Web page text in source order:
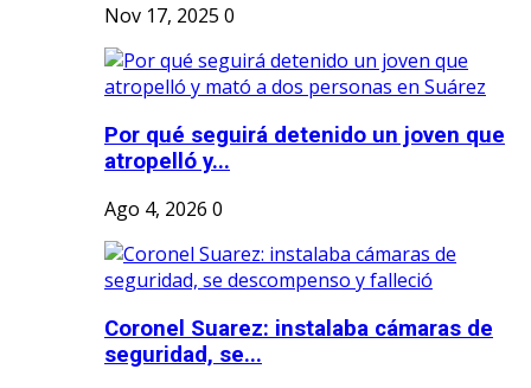
Nov 17, 2025 0
Por qué seguirá detenido un joven que
atropelló y...
Ago 4, 2026 0
Coronel Suarez: instalaba cámaras de
seguridad, se...